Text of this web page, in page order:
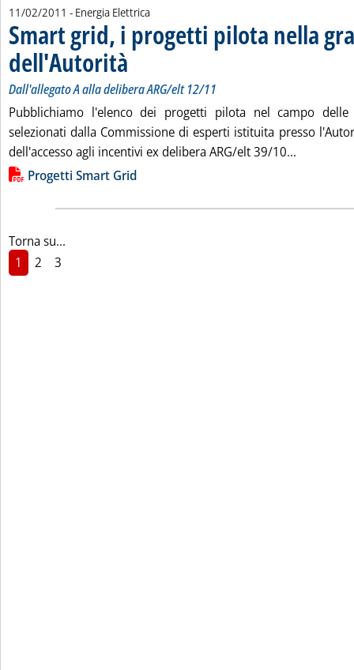
11/02/2011 - Energia Elettrica
Smart grid, i progetti pilota nella
dell'Autorità . Sottotitolo: Dall'allegato A alla delibera ARG/elt 12/11
. Pubblicata venerdì 11 febbraio 2011 alle 15.15.
Dall'allegato A alla delibera ARG/elt 12/11
Pubblichiamo l'elenco dei progetti pilota nel campo
selezionati dalla Commissione di esperti istituita presso
dell'accesso agli incentivi ex delibera ARG/elt 39/10...
Lista allegati PDF alla notizia
Progetti Smart Grid
Torna su...
1
2 3